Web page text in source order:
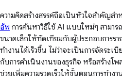
ความคิดสร้างสรรค์ถือเป็นหัวใจสำคัญสำ
อัพ การค้นหาวิธีใช้ AI แบบใหม่ๆ สามา
ขนาดเล็กให้ทัดเทียมกับผู้ประกอบการร
ทำงานได้เร็วขึ้น ไม่ว่าจะเป็นการจัดระเ
กับการดำเนินงานของธุรกิจ หรือสร้างโ
ช่วยเพิ่มความรวดเร็วให้ขั้นตอนการทำง